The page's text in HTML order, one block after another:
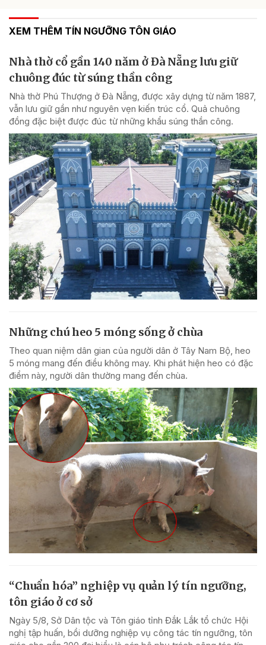
XEM THÊM TÍN NGƯỠNG TÔN GIÁO
Nhà thờ cổ gần 140 năm ở Đà Nẵng lưu giữ
chuông đúc từ súng thần công
Nhà thờ Phú Thượng ở Đà Nẵng, được xây dựng từ năm 1887,
vẫn lưu giữ gần như nguyên vẹn kiến trúc cổ. Quả chuông
đồng đặc biệt được đúc từ những khẩu súng thần công.
Những chú heo 5 móng sống ở chùa
Theo quan niệm dân gian của người dân ở Tây Nam Bộ, heo
5 móng mang đến điều không may. Khi phát hiện heo có đặc
điểm này, người dân thường mang đến chùa.
“Chuẩn hóa” nghiệp vụ quản lý tín ngưỡng,
tôn giáo ở cơ sở
Ngày 5/8, Sở Dân tộc và Tôn giáo tỉnh Đắk Lắk tổ chức Hội
nghị tập huấn, bồi dưỡng nghiệp vụ công tác tín ngưỡng, tôn